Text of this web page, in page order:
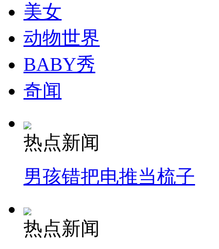
走！跟着总书记去植树
花炮节热闹非凡
司机酒驾遇交警 急速倒车逃窜
美女
动物世界
BABY秀
奇闻
热点新闻
男孩错把电推当梳子
热点新闻